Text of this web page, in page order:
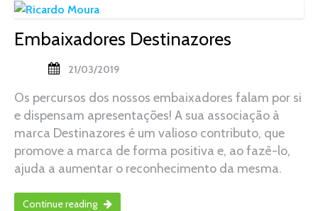
Embaixadores Destinazores
21/03/2019
Os percursos dos nossos embaixadores falam por si
e dispensam apresentações! A sua associação à
marca Destinazores é um valioso contributo, que
promove a marca de forma positiva e, ao fazê-lo,
ajuda a aumentar o reconhecimento da mesma.
Continue reading